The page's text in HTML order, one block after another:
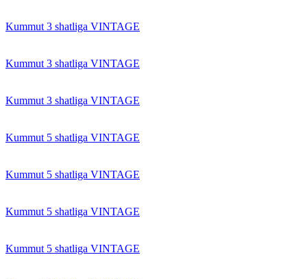
Kummut 3 shatliga VINTAGE
Kummut 3 shatliga VINTAGE
Kummut 3 shatliga VINTAGE
Kummut 5 shatliga VINTAGE
Kummut 5 shatliga VINTAGE
Kummut 5 shatliga VINTAGE
Kummut 5 shatliga VINTAGE